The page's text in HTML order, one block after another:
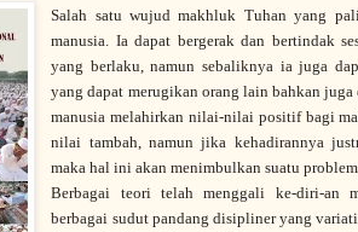
Salah satu wujud makhluk Tuhan yang
manusia. Ia dapat bergerak dan bertindak
yang berlaku, namun sebaliknya ia juga
yang dapat merugikan orang lain bahkan
manusia melahirkan nilai-nilai positif bagi
nilai tambah, namun jika kehadirannya
maka hal ini akan menimbulkan suatu problem.
Berbagai teori telah menggali ke-diri-an
berbagai sudut pandang disipliner yang